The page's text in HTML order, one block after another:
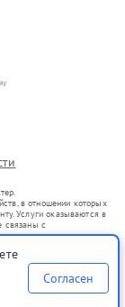
в отношении которых
Услуги оказываются в
связаны с
оборот в соответствии
услуг или введения
услугах по
определяемой
Согласен